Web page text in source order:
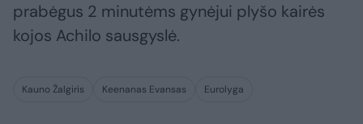
prabėgus 2 minutėms gynėjui plyšo kairės
kojos Achilo sausgyslė.
Kauno Žalgiris Keenanas Evansas Eurolyga